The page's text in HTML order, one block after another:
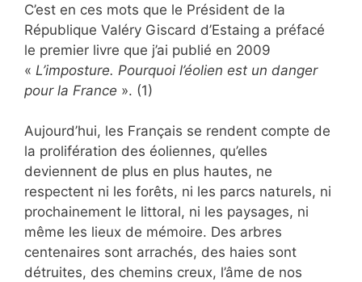
C’est en ces mots que le Président de la
République Valéry Giscard d’Estaing a préfacé
le premier livre que j’ai publié en 2009
« L’imposture. Pourquoi l’éolien est un danger
pour la France ». (1)
Aujourd’hui, les Français se rendent compte de
la prolifération des éoliennes, qu’elles
deviennent de plus en plus hautes, ne
respectent ni les forêts, ni les parcs naturels, ni
prochainement le littoral, ni les paysages, ni
même les lieux de mémoire. Des arbres
centenaires sont arrachés, des haies sont
détruites, des chemins creux, l’âme de nos